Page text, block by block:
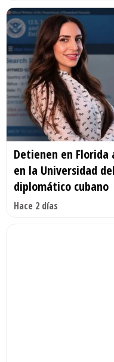
Detienen en Florida
en la Universidad
diplomático cubano
Hace 2 días